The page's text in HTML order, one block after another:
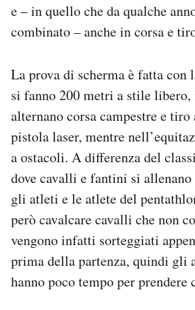
e – in quello che da qualche
combinato – anche in corsa e
La prova di scherma è fatta con
si fanno 200 metri a stile
alternano corsa campestre e tiro
pistola laser, mentre
a ostacoli. A differenza del
dove cavalli e fantini si
gli atleti e le atlete del
però cavalcare cavalli che non
vengono infatti sorteggiati
prima della partenza, quindi gli
hanno poco tempo per prendere